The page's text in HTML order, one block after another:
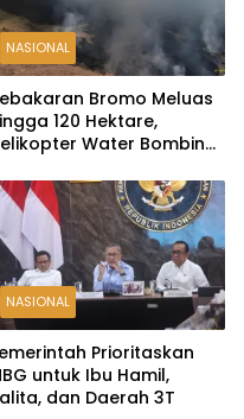
NASIONAL
Bromo Meluas
120 Hektare,
Water Bombing
NASIONAL
Prioritaskan
untuk Ibu Hamil,
dan Daerah 3T